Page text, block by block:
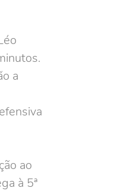
a
ao
à 5ª